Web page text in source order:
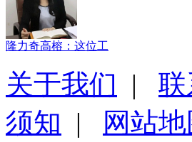
隆力奇高榕：这位工
关于我们 |
须知 |
网站地